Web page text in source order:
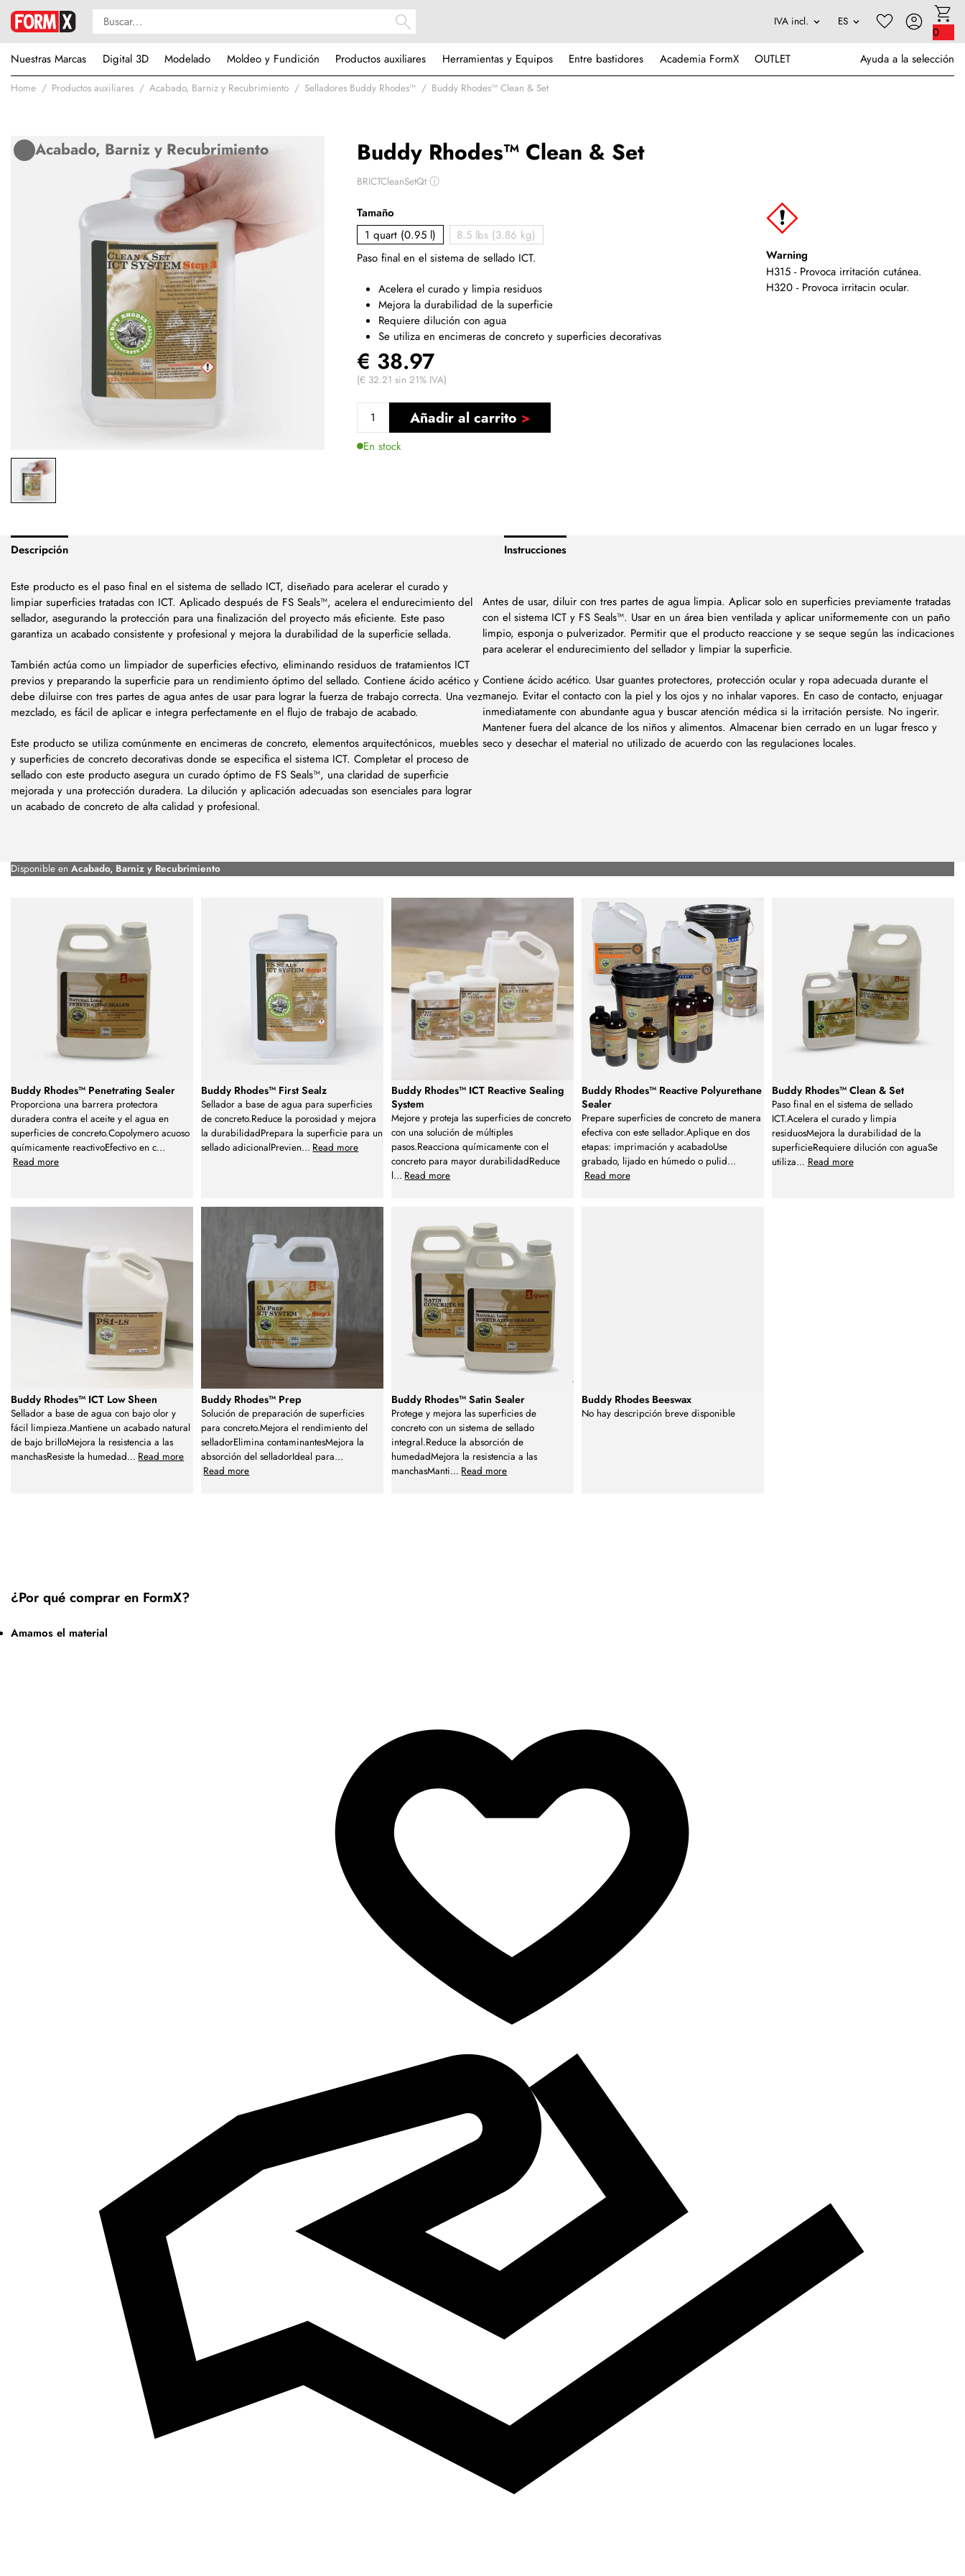
0
Nuestras Marcas
Digital 3D Modelado Moldeo y Fundición Productos auxiliares Herramientas y Equipos Entre bastidores Academia FormX OUTLET Ayuda a la selección
Home Productos auxiliares Acabado, Barniz y Recubrimiento Selladores Buddy Rhodes™ Buddy Rhodes™ Clean & Set
Buddy Rhodes™ Clean & Set
BRICTCleanSetQtⓘ
Acabado, Barniz y Recubrimiento
Tamaño
1 quart (0.95 l)
8.5 lbs (3.86 kg)
Paso final en el sistema de sellado ICT.
Acelera el curado y limpia residuos
Mejora la durabilidad de la superficie
Requiere dilución con agua
Se utiliza en encimeras de concreto y superficies decorativas
Warning
H315 - Provoca irritación cutánea.
H320 - Provoca irritacin ocular.
€ 38.97
(€ 32.21 sin 21% IVA)
Añadir al carrito
En stock
Descripción Instrucciones
Este producto es el paso final en el sistema de sellado ICT, diseñado para acelerar el curado y
limpiar superficies tratadas con ICT. Aplicado después de FS Seals™, acelera el endurecimiento del
sellador, asegurando la protección para una finalización del proyecto más eficiente. Este paso
garantiza un acabado consistente y profesional y mejora la durabilidad de la superficie sellada.
También actúa como un limpiador de superficies efectivo, eliminando residuos de tratamientos ICT
previos y preparando la superficie para un rendimiento óptimo del sellado. Contiene ácido acético y
debe diluirse con tres partes de agua antes de usar para lograr la fuerza de trabajo correcta. Una vez
mezclado, es fácil de aplicar e integra perfectamente en el flujo de trabajo de acabado.
Este producto se utiliza comúnmente en encimeras de concreto, elementos arquitectónicos, muebles
y superficies de concreto decorativas donde se especifica el sistema ICT. Completar el proceso de
sellado con este producto asegura un curado óptimo de FS Seals™, una claridad de superficie
mejorada y una protección duradera. La dilución y aplicación adecuadas son esenciales para lograr
un acabado de concreto de alta calidad y profesional.
Antes de usar, diluir con tres partes de agua limpia. Aplicar solo en superficies previamente tratadas
con el sistema ICT y FS Seals™. Usar en un área bien ventilada y aplicar uniformemente con un paño
limpio, esponja o pulverizador. Permitir que el producto reaccione y se seque según las indicaciones
para acelerar el endurecimiento del sellador y limpiar la superficie.
Contiene ácido acético. Usar guantes protectores, protección ocular y ropa adecuada durante el
manejo. Evitar el contacto con la piel y los ojos y no inhalar vapores. En caso de contacto, enjuagar
inmediatamente con abundante agua y buscar atención médica si la irritación persiste. No ingerir.
Mantener fuera del alcance de los niños y alimentos. Almacenar bien cerrado en un lugar fresco y
seco y desechar el material no utilizado de acuerdo con las regulaciones locales.
Disponible en Acabado, Barniz y Recubrimiento
Buddy Rhodes™ Penetrating Sealer
Proporciona una barrera protectora
duradera contra el aceite y el agua en
superficies de concreto.Copolymero acuoso
químicamente reactivoEfectivo en c...
Read more
Buddy Rhodes™ First Sealz
Sellador a base de agua para superficies
de concreto.Reduce la porosidad y mejora
la durabilidadPrepara la superficie para un
sellado adicionalPrevien... Read more
Buddy Rhodes™ ICT Reactive Sealing
System
Mejore y proteja las superficies de concreto
con una solución de múltiples
pasos.Reacciona químicamente con el
concreto para mayor durabilidadReduce
l... Read more
Buddy Rhodes™ Reactive Polyurethane
Sealer
Prepare superficies de concreto de manera
efectiva con este sellador.Aplique en dos
etapas: imprimación y acabadoUse
grabado, lijado en húmedo o pulid...
Read more
Buddy Rhodes™ Clean & Set
Paso final en el sistema de sellado
ICT.Acelera el curado y limpia
residuosMejora la durabilidad de la
superficieRequiere dilución con aguaSe
utiliza... Read more
Buddy Rhodes™ ICT Low Sheen
Sellador a base de agua con bajo olor y
fácil limpieza.Mantiene un acabado natural
de bajo brilloMejora la resistencia a las
manchasResiste la humedad... Read more
Buddy Rhodes™ Prep
Solución de preparación de superficies
para concreto.Mejora el rendimiento del
selladorElimina contaminantesMejora la
absorción del selladorIdeal para...
Read more
Buddy Rhodes™ Satin Sealer
Protege y mejora las superficies de
concreto con un sistema de sellado
integral.Reduce la absorción de
humedadMejora la resistencia a las
manchasManti... Read more
Buddy Rhodes Beeswax
No hay descripción breve disponible
¿Por qué comprar en FormX?
Amamos el material